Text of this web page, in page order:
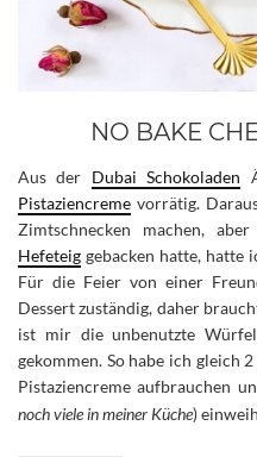
NO BAKE
Aus der Dubai Schokoladen
Pistaziencreme vorrätig.
Zimtschnecken machen,
Hefeteig gebacken hatte, hatte
Für die Feier von einer
Dessert zuständig, daher
ist mir die unbenutzte
gekommen. So habe ich gleich
Pistaziencreme aufbrauchen
noch viele in meiner Küche)